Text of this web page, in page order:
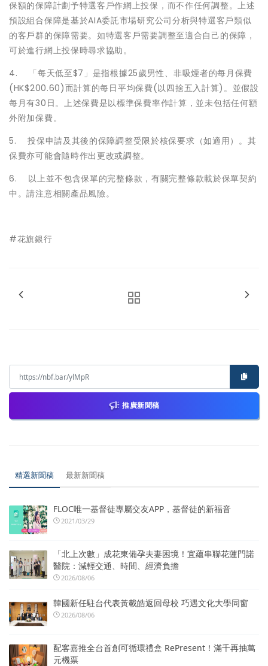
保額的保障計劃予特選客戶作網上投保，而不作任何調整。上述
預設組合保障是基於AIA委託市場研究公司分析與特選客戶類似
的客戶群的保障需要。如特選客戶需要調整至適合自己的保障，
可於進行網上投保時尋求協助。
4. 「每天低至$7」是指根據25歲男性、非吸煙者的每月保費
(HK$200.60)而計算的每日平均保費(以四捨五入計算)。並假設
每月有30日。上述保費是以標準保費率作計算，並未包括任何額
外附加保費。
5. 投保申請及其後的保障調整受限於核保要求（如適用）。其
保費亦可能會隨時作出更改或調整。
6. 以上並不包含保單的完整條款，有關完整條款載於保單契約
中。請注意相關產品風險。
#花旗銀行
推廣新聞稿
精選新聞稿 最新新聞稿
FLOC唯一基督徒專屬交友APP，基督徒的新福音
2021/03/29
「北上次數」成花東備孕夫妻困境！宜蘊串聯花蓮門諾
醫院：減輕交通、時間、經濟負擔
2026/08/06
韓國新任駐台代表黃載皓返回母校 巧遇文化大學同窗
2026/08/06
配客嘉推全台首創可循環禮盒 RePresent！滿千再抽萬
元機票